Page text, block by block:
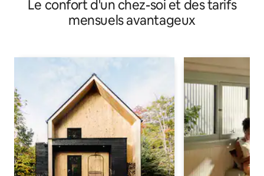
Le confort d'un chez-soi et des tarifs
mensuels avantageux